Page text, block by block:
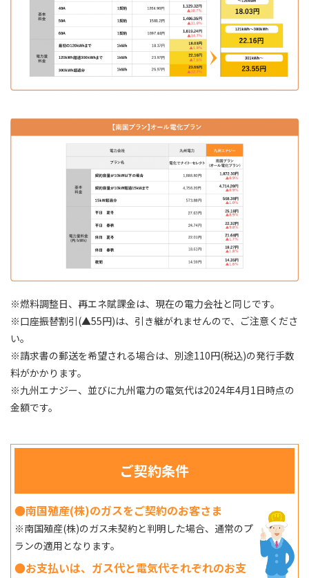
※燃料調整日、再エネ賦課金は、現在の電力会社と同じです。
※口座振替割引(▲55円)は、引き継がれませんので、ご注意くださ
い。
※請求書の郵送を希望される場合は、別途110円(税込)の発行手数
料がかかります。
※九州エナジー、並びに九州電力の電気代は2024年4月1日時点の
金額です。
ご契約条件
●南国殖産(株)のガスをご契約のお客さま
※南国殖産(株)のガス未契約と判明した場合、通常のプ
ランの適用となります。
●お支払いは、ガス代と電気代それぞれのお支